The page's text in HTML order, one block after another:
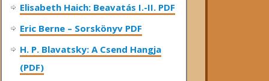
Elisabeth Haich: Beavatás I.-II. PDF
Eric Berne – Sorskönyv PDF
H. P. Blavatsky: A Csend Hangja
(PDF)